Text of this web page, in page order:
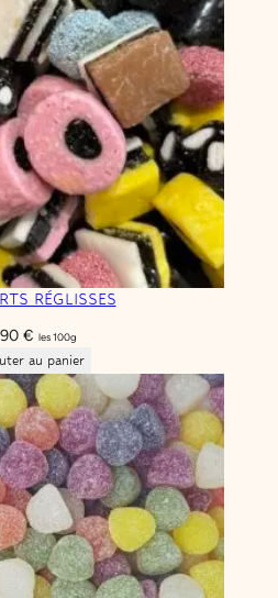
RÉGLISSES
€ les 100g
au panier